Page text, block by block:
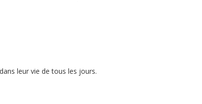
leur vie de tous les jours.